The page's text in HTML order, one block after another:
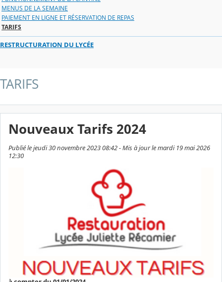
MENUS DE LA SEMAINE
PAIEMENT EN LIGNE ET RÉSERVATION DE REPAS
TARIFS
RESTRUCTURATION DU LYCÉE
TARIFS
Nouveaux Tarifs 2024
Publié le jeudi 30 novembre 2023 08:42 - Mis à jour le mardi 19 mai 2026
12:30